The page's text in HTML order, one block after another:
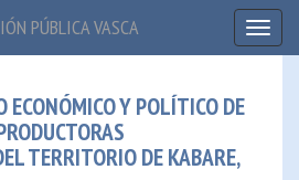
PÚBLICA VASCA
ECONÓMICO Y POLÍTICO DE
TERRITORIO DE KABARE,